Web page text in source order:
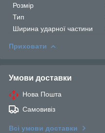
Розмір
Тип
Ширина ударної частини
Приховати
Умови доставки
Нова Пошта
Самовивіз
Всі умови доставки